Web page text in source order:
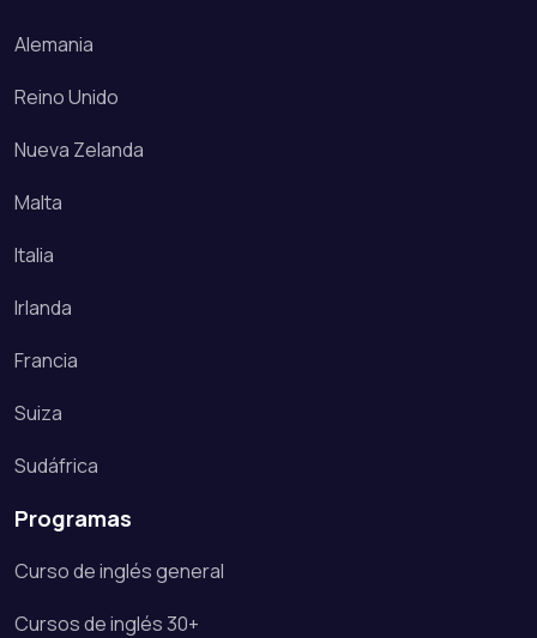
Alemania
Reino Unido
Nueva Zelanda
Malta
Italia
Irlanda
Francia
Suiza
Sudáfrica
Programas
Curso de inglés general
Cursos de inglés 30+